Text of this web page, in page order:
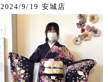
2024/9/19 安城店